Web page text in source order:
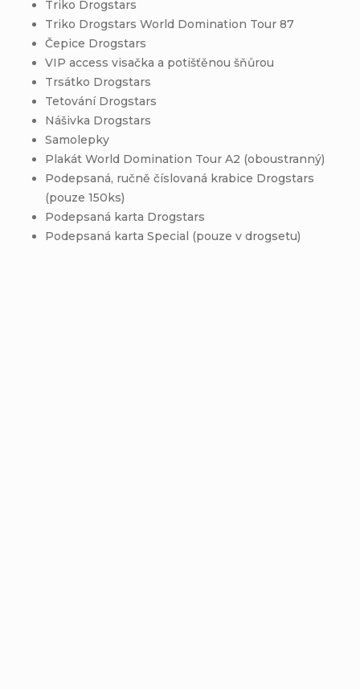
Triko Drogstars
Triko Drogstars World Domination Tour 87
Čepice Drogstars
VIP access visačka a potišťěnou šňůrou
Trsátko Drogstars
Tetování Drogstars
Nášivka Drogstars
Samolepky
Plakát World Domination Tour A2 (oboustranný)
Podepsaná, ručně číslovaná krabice Drogstars
(pouze 150ks)
Podepsaná karta Drogstars
Podepsaná karta Special (pouze v drogsetu)